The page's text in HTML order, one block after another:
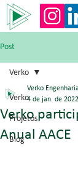
Post
Verko
Projetos
Blog
Verko
Verko
Anual AACE
Verko Engenharia
4 de jan. de 2022